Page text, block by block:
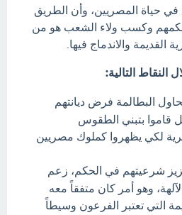
في حياة المصريين، وأن الطريق
وكسب ولاء الشعب هو من
القديمة والاندماج فيها.
التالية:
البطالمة فرض ديانتهم
قاموا بتبني الطقوس
لكي يظهروا كملوك مصريين
شرعيتهم في الحكم، زعم
وهو أمر كان متفقاً معه
التي تعتبر الفرعون وسيطاً